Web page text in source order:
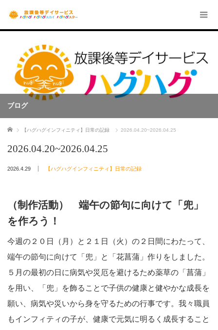
ブログ
ホーム 【ハグハグインフィニティ】日常の記録 2026.04.20~2026.04.25
2026.04.20~2026.04.25
2026.4.29 【ハグハグインフィニティ】日常の記録
（制作活動） 端午の節句に向けて「兜」
を作ろう！
今週の２０日（月）と２１日（火）の２日間にわたって、
端午の節句に向けて「兜」と「花菖蒲」作りをしました。
５月の最初の日に病気や災厄を避けるため薬草の「菖蒲」
を用い、「兜」を飾ることで子供の健康と健やかな成長を
願い、病気や災いから身を守るための行事です。我々職員
もインフィティの子が、健康で元気に明るく成長すること